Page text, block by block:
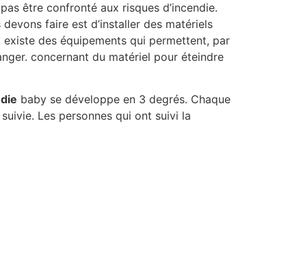
être confronté aux risques d’incendie.
faire est d’installer des matériels
des équipements qui permettent, par
concernant du matériel pour éteindre
baby se développe en 3 degrés. Chaque
Les personnes qui ont suivi la